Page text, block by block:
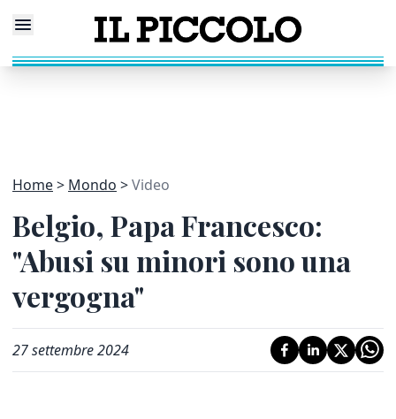
Home Mondo Video
Belgio, Papa Francesco:
"Abusi su minori sono una
vergogna"
27 settembre 2024